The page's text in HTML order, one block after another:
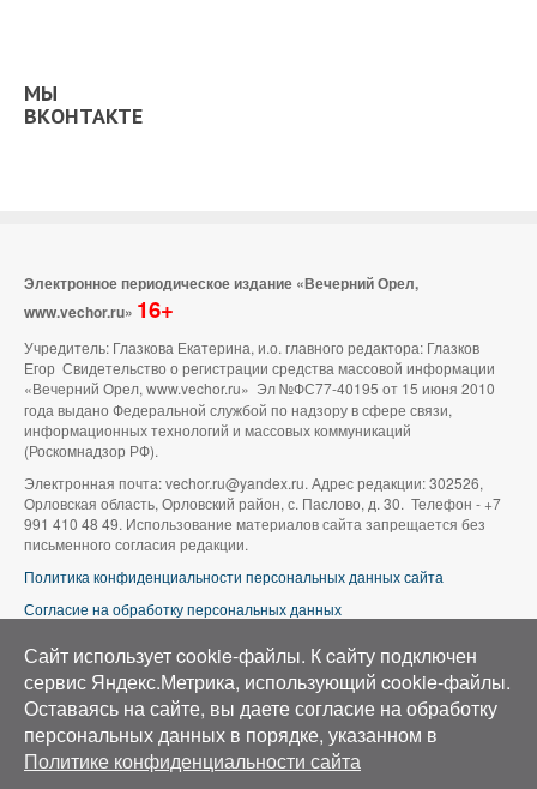
МЫ
ВКОНТАКТЕ
Электронное периодическое издание «Вечерний Орел,
www.vechor.ru» 16+
Учредитель: Глазкова Екатерина, и.о. главного редактора: Глазков
Егор Свидетельство о регистрации средства массовой информации
«Вечерний Орел, www.vechor.ru» Эл №ФС77-40195 от 15 июня 2010
года выдано Федеральной службой по надзору в сфере связи,
информационных технологий и массовых коммуникаций
(Роскомнадзор РФ).
Электронная почта: vechor.ru@yandex.ru. Адрес редакции: 302526,
Орловская область, Орловский район, с. Паслово, д. 30. Телефон - +7
991 410 48 49. Использование материалов сайта запрещается без
письменного согласия редакции.
Политика конфиденциальности персональных данных сайта
Согласие на обработку персональных данных
Аэросъемка в Орле»
Сайт использует cookie-файлы. К cайту подключен
сервис Яндекс.Метрика, использующий cookie-файлы.
Оставаясь на сайте, вы даете согласие на обработку
персональных данных в порядке, указанном в
Политике конфиденциальности сайта